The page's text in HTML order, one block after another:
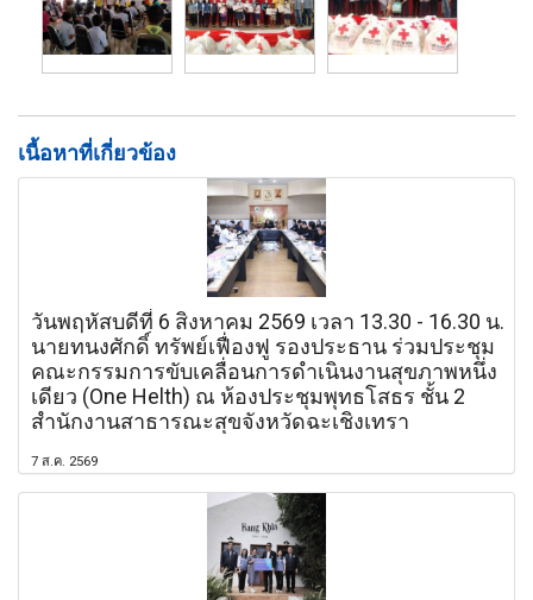
เนื้อหาที่เกี่ยวข้อง
วันพฤหัสบดีที่ 6 สิงหาคม 2569 เวลา 13.30 - 16.30 น.
นายทนงศักดิ์ ทรัพย์เฟื่องฟู รองประธาน ร่วมประชุม
คณะกรรมการขับเคลื่อนการดำเนินงานสุขภาพหนึ่ง
เดียว (One Helth) ณ ห้องประชุมพุทธโสธร ชั้น 2
สำนักงานสาธารณะสุขจังหวัดฉะเชิงเทรา
7 ส.ค. 2569